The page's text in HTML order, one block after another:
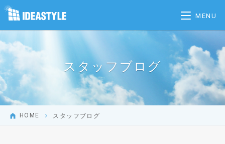
MENU
スタッフブログ
HOME スタッフブログ